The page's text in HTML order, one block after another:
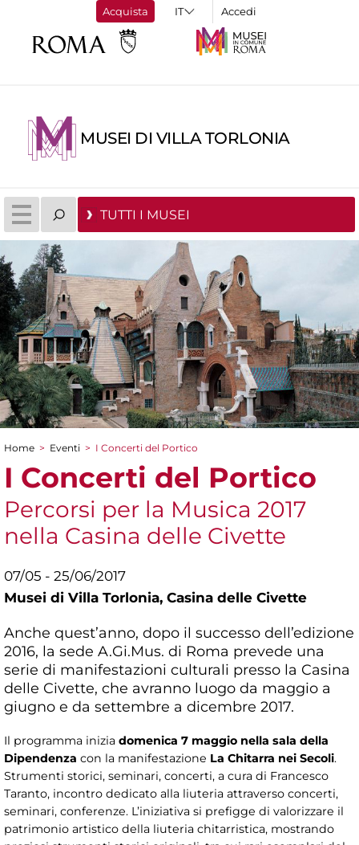
Acquista Accedi
MUSEI DI VILLA TORLONIA
TUTTI I MUSEI
Tu sei qui
Home > Eventi > I Concerti del Portico
I Concerti del Portico
Percorsi per la Musica 2017
nella Casina delle Civette
07/05 - 25/06/2017
Musei di Villa Torlonia, Casina delle Civette
Anche quest’anno, dopo il successo dell’edizione
2016, la sede A.Gi.Mus. di Roma prevede una
serie di manifestazioni culturali presso la Casina
delle Civette, che avranno luogo da maggio a
giugno e da settembre a dicembre 2017.
Il programma inizia domenica 7 maggio nella sala della
Dipendenza con la manifestazione La Chitarra nei Secoli.
Strumenti storici, seminari, concerti, a cura di Francesco
Taranto, incontro dedicato alla liuteria attraverso concerti,
seminari, conferenze. L’iniziativa si prefigge di valorizzare il
patrimonio artistico della liuteria chitarristica, mostrando